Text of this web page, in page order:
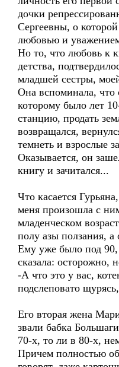
дочки
Сергеевны, о
любовью и
Но то, что любовь к
детства,
младшей сестры,
Она вспоминала,
которому было лет
станцию, продать
возвращался,
темнеть и взрослые
Оказывается, он
книгу и зачитался...
Что касается
меня произошла с
младенческом
полу азы ползания,
Ему уже было под
сказала: осторожно,
-А что это у вас,
подслеповато
Его вторая жена
звали бабка
70-х, то ли в 80-х,
Причем полностью